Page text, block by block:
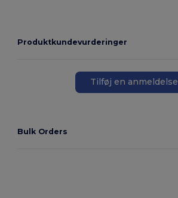
Produktkundevurderinger
Tilføj en anmeldelse
Bulk Orders